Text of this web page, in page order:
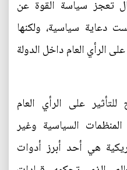
تعجز سياسة القوة عن
دعاية سياسية، ولكنها
الرأي العام داخل الدولة
على الرأي العام
السياسية وغير
هي أحد أبرز أدوات